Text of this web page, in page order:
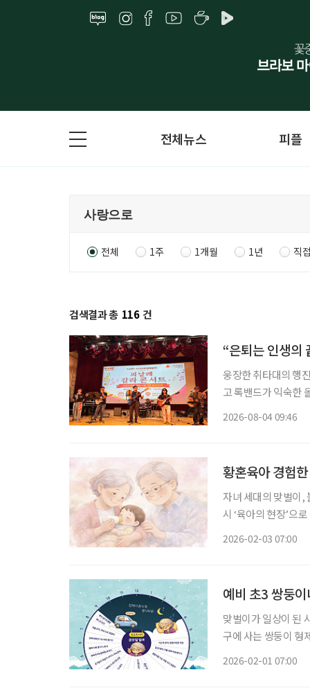
전체뉴스 피플
전체 1주 1개월 1년 직
검색결과 총 116 건
“은퇴는 인생의
웅장한 취타대의 행
고 록밴드가 익숙한
2026-08-04 09:46
황혼육아 경험
자녀 세대의 맞벌이,
시 ‘육아의 현장’으
2026-02-03 07:00
예비 초3 쌍둥
맞벌이가 일상이 된
구에 사는 쌍둥이 형
2026-02-01 07:00